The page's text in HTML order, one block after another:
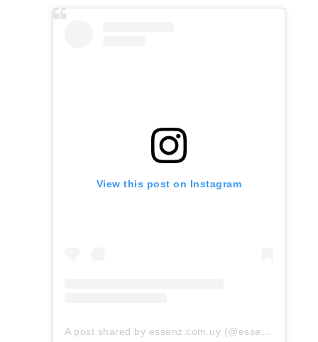
View this post on Instagram
A post shared by essenz.com.uy (@essenz.com.uy)